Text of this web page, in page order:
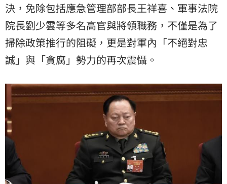
決，免除包括應急管理部部長王祥喜、軍事法院
院長劉少雲等多名高官與將領職務，不僅是為了
掃除政策推行的阻礙，更是對軍內「不絕對忠
誠」與「貪腐」勢力的再次震懾。